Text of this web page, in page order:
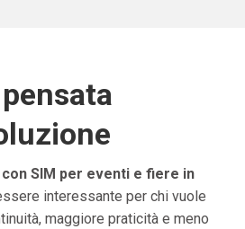
con SIM per eventi e fiere in
interessante per chi vuole
maggiore praticità e meno